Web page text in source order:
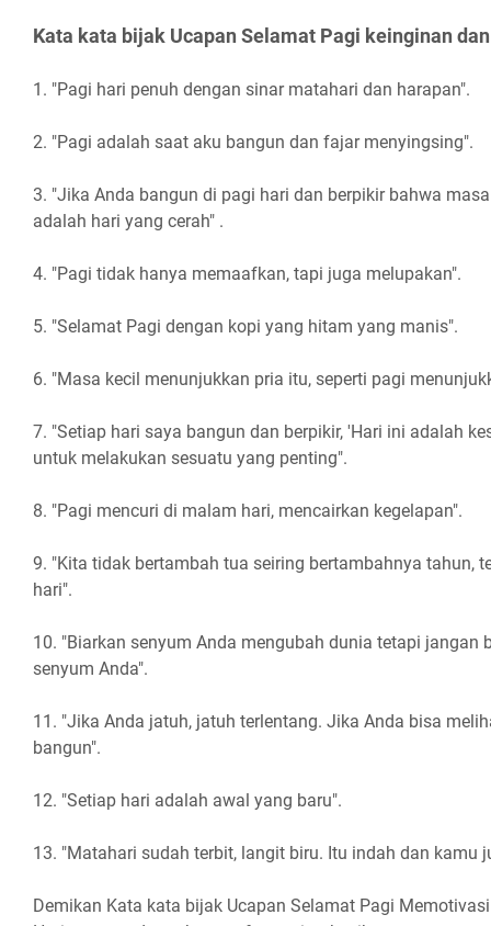
Kata kata bijak Ucapan Selamat Pagi keinginan
1. "Pagi hari penuh dengan sinar matahari dan harapan".
2. "Pagi adalah saat aku bangun dan fajar menyingsing".
3. "Jika Anda bangun di pagi hari dan berpikir bahwa
adalah hari yang cerah" .
4. "Pagi tidak hanya memaafkan, tapi juga melupakan".
5. "Selamat Pagi dengan kopi yang hitam yang manis".
6. "Masa kecil menunjukkan pria itu, seperti pagi
7. "Setiap hari saya bangun dan berpikir, 'Hari ini adalah
untuk melakukan sesuatu yang penting".
8. "Pagi mencuri di malam hari, mencairkan kegelapan".
9. "Kita tidak bertambah tua seiring bertambahnya tahun,
hari".
10. "Biarkan senyum Anda mengubah dunia tetapi jangan
senyum Anda".
11. "Jika Anda jatuh, jatuh terlentang. Jika Anda bisa
bangun".
12. "Setiap hari adalah awal yang baru".
13. "Matahari sudah terbit, langit biru. Itu indah dan kamu
Demikan Kata kata bijak Ucapan Selamat Pagi